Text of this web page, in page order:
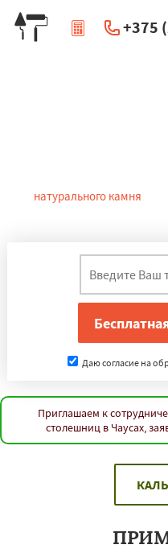
+375
натурального камня
Даю согласие на
Приглашаем к
столешниц в Чаусах,